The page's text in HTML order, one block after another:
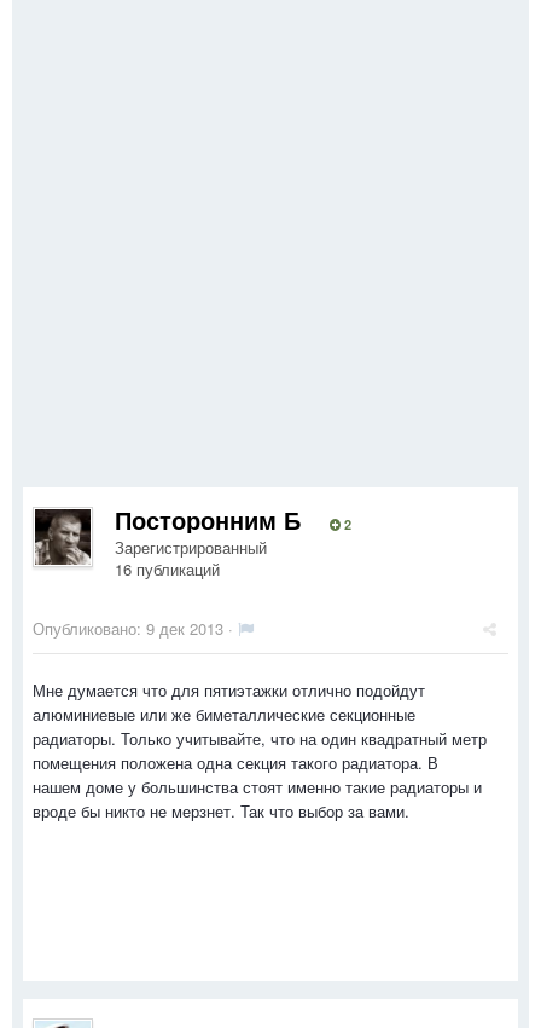
Посторонним Б 2
Зарегистрированный
16 публикаций
Опубликовано: 9 дек 2013 ·
Мне думается что для пятиэтажки отлично подойдут
алюминиевые или же биметаллические секционные
радиаторы. Только учитывайте, что на один квадратный метр
помещения положена одна секция такого радиатора. В
нашем доме у большинства стоят именно такие радиаторы и
вроде бы никто не мерзнет. Так что выбор за вами.